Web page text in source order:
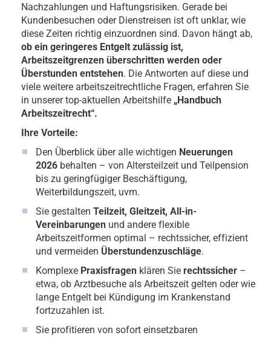
Nachzahlungen und Haftungsrisiken. Gerade bei
Kundenbesuchen oder Dienstreisen ist oft unklar, wie
diese Zeiten richtig einzuordnen sind. Davon hängt ab,
ob ein geringeres Entgelt zulässig ist,
Arbeitszeitgrenzen überschritten werden oder
Überstunden entstehen. Die Antworten auf diese und
viele weitere arbeitszeitrechtliche Fragen, erfahren Sie
in unserer top-aktuellen Arbeitshilfe „Handbuch
Arbeitszeitrecht“.
Ihre Vorteile:
Den Überblick über alle wichtigen Neuerungen
2026 behalten – von Altersteilzeit und Teilpension
bis zu geringfügiger Beschäftigung,
Weiterbildungszeit, uvm.
Sie gestalten Teilzeit, Gleitzeit, All-in-
Vereinbarungen und andere flexible
Arbeitszeitformen optimal – rechtssicher, effizient
und vermeiden Überstundenzuschläge.
Komplexe Praxisfragen klären Sie rechtssicher –
etwa, ob Arztbesuche als Arbeitszeit gelten oder wie
lange Entgelt bei Kündigung im Krankenstand
fortzuzahlen ist.
Sie profitieren von sofort einsetzbaren